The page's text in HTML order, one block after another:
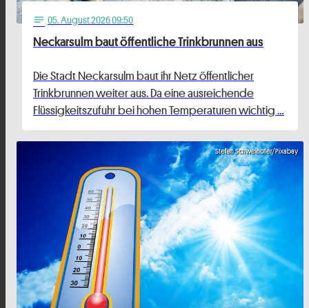
notes 05. August 2026 09:50
Neckarsulm baut öffentliche Trinkbrunnen aus
Die Stadt Neckarsulm baut ihr Netz öffentlicher
Trinkbrunnen weiter aus. Da eine ausreichende
Flüssigkeitszufuhr bei hohen Temperaturen wichtig …
Stefan Schweihofer/Pixabay